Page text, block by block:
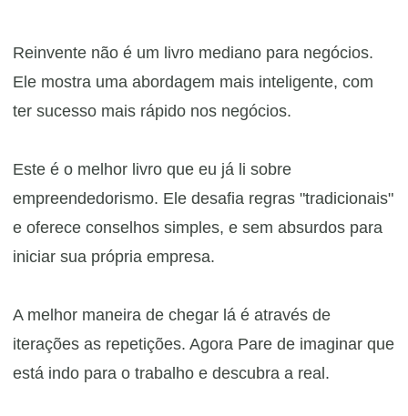
Reinvente não é um livro mediano para negócios.
Ele mostra uma abordagem mais inteligente, com
ter sucesso mais rápido nos negócios.
Este é o melhor livro que eu já li sobre
empreendedorismo. Ele desafia regras "tradicionais"
e oferece conselhos simples, e sem absurdos para
iniciar sua própria empresa.
A melhor maneira de chegar lá é através de
iterações as repetições. Agora Pare de imaginar que
está indo para o trabalho e descubra a real.